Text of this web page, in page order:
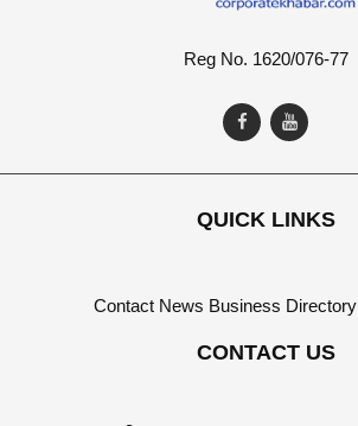
Reg No. 1620/076-77
QUICK LINKS
Contact News Business Directory
CONTACT US